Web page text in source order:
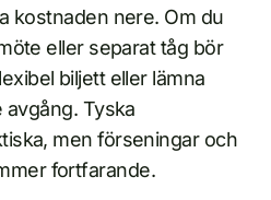
kostnaden nere. Om du
eller separat tåg bör
biljett eller lämna
avgång. Tyska
men förseningar och
fortfarande.